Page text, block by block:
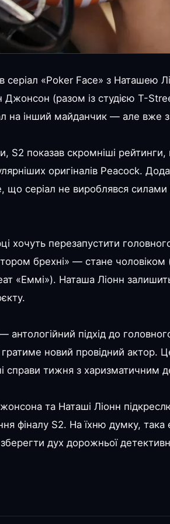
серіал «Poker Face» з Наташею
Джонсон (разом із студією T-
на інший майданчик — але вже
S2 показав скромніші
оригіналів Peacock.
що серіал не вироблявся
хочуть перезапустити
брехні» — стане чоловіком
«Еммі»). Наташа Ліонн
антологійний підхід до
новий провідний актор.
справи тижня з харизматичним
та Наташі Ліонн
фіналу S2. На їхню думку,
дух дорожньої